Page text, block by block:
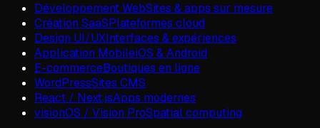
Développement WebSites & apps sur mesure
Création SaaSPlateformes cloud
Design UI/UXInterfaces & expériences
Application MobileiOS & Android
E-commerceBoutiques en ligne
WordPressSites CMS
React / Next.jsApps modernes
visionOS / Vision ProSpatial computing